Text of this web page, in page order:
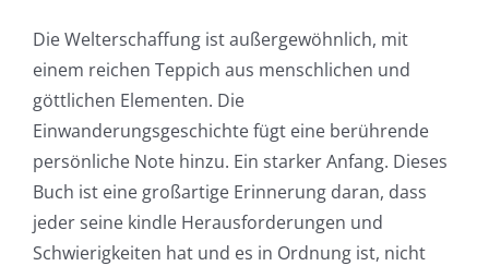
Die Welterschaffung ist außergewöhnlich, mit
einem reichen Teppich aus menschlichen und
göttlichen Elementen. Die
Einwanderungsgeschichte fügt eine berührende
persönliche Note hinzu. Ein starker Anfang. Dieses
Buch ist eine großartige Erinnerung daran, dass
jeder seine kindle Herausforderungen und
Schwierigkeiten hat und es in Ordnung ist, nicht